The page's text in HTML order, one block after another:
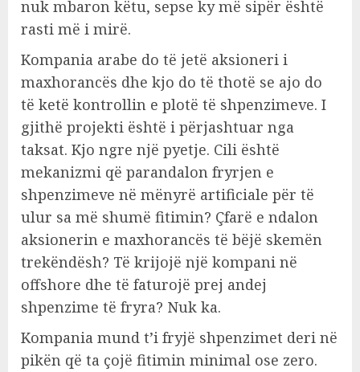
nuk mbaron këtu, sepse ky më sipër është
rasti më i mirë.
Kompania arabe do të jetë aksioneri i
maxhorancës dhe kjo do të thotë se ajo do
të ketë kontrollin e plotë të shpenzimeve. I
gjithë projekti është i përjashtuar nga
taksat. Kjo ngre një pyetje. Cili është
mekanizmi që parandalon fryrjen e
shpenzimeve në mënyrë artificiale për të
ulur sa më shumë fitimin? Çfarë e ndalon
aksionerin e maxhorancës të bëjë skemën
trekëndësh? Të krijojë një kompani në
offshore dhe të faturojë prej andej
shpenzime të fryra? Nuk ka.
Kompania mund t’i fryjë shpenzimet deri në
pikën që ta çojë fitimin minimal ose zero.